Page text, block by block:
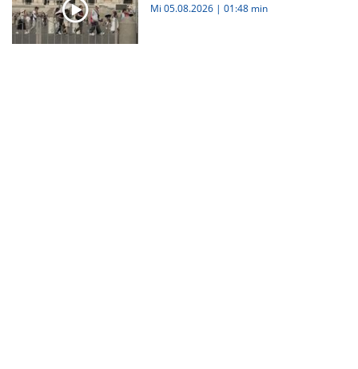
Mi 05.08.2026 | 01:48 min